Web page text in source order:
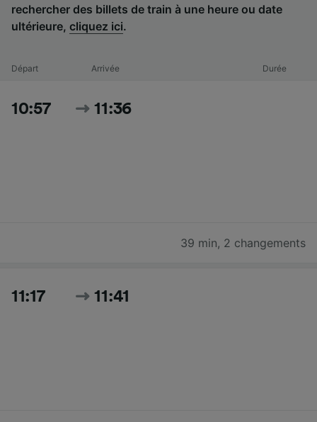
rechercher des billets de train à une heure ou date
ultérieure, cliquez ici.
Départ Arrivée Durée
10:57 11:36
39 min, 2 changements
11:17 11:41